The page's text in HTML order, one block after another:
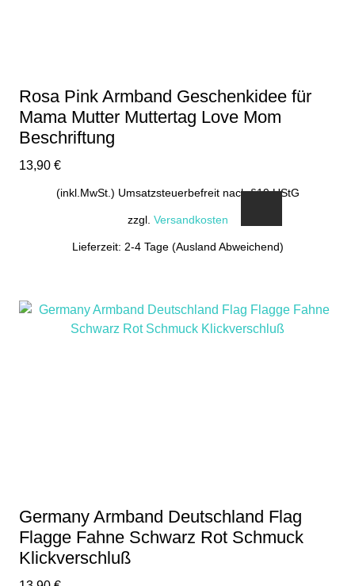
Rosa Pink Armband Geschenkidee für
Mama Mutter Muttertag Love Mom
Beschriftung
13,90 €
(inkl.MwSt.) Umsatzsteuerbefreit nach §19 UStG
zzgl. Versandkosten
Lieferzeit: 2-4 Tage (Ausland Abweichend)
Germany Armband Deutschland Flag
Flagge Fahne Schwarz Rot Schmuck
Klickverschluß